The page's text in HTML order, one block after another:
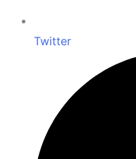
Twitter